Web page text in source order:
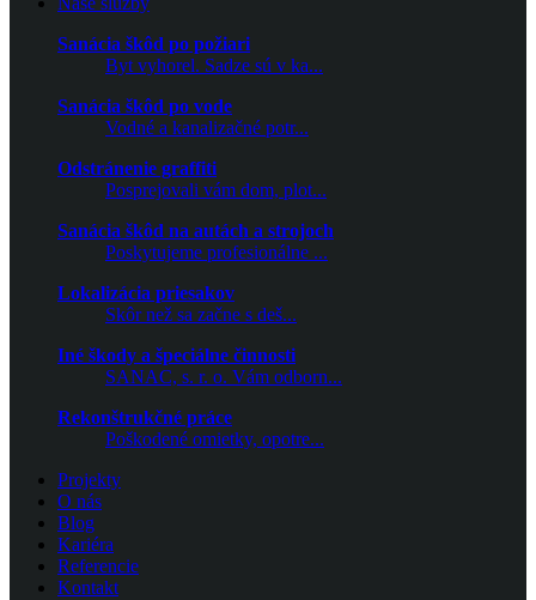
Sanácia škôd po požiari
Byt vyhorel. Sadze sú v ka...
Sanácia škôd po vode
Vodné a kanalizačné potr...
Odstránenie graffiti
Posprejovali vám dom, plot...
Sanácia škôd na autách a strojoch
Poskytujeme profesionálne ...
Lokalizácia priesakov
Skôr než sa začne s deš...
Iné škody a špeciálne činnosti
SANAC, s. r. o. Vám odborn...
Rekonštrukčné práce
Poškodené omietky, opotre...
Projekty
O nás
Blog
Kariéra
Referencie
Kontakt